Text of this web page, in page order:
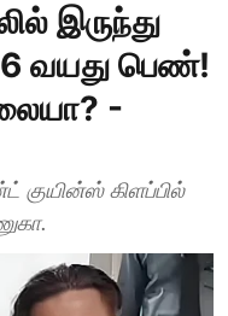
இருந்து
வயது பெண்!
-
குயின்ஸ் கிளப்பில்